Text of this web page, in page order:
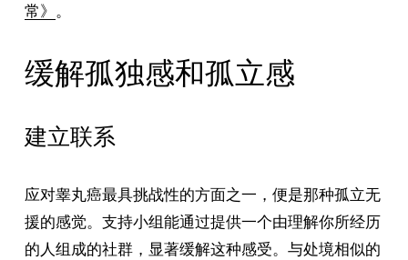
常》 。
缓解孤独感和孤立感
建立联系
应对睾丸癌最具挑战性的方面之一，便是那种孤立无
援的感觉。支持小组能通过提供一个由理解你所经历
的人组成的社群，显著缓解这种感受。与处境相似的